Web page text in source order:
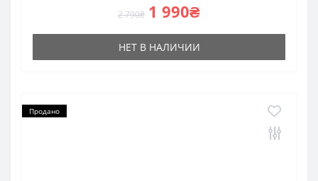
2 790₴ 1 990₴
НЕТ В НАЛИЧИИ
Продано